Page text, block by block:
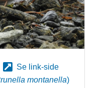
Se link-side
montanella)